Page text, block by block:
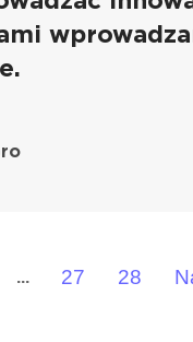
... 27 28